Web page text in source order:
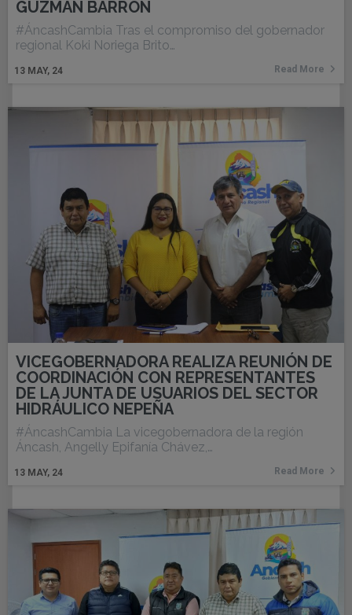
GUZMÁN BARRÓN
13 MAY, 24
#ÁncashCambia Tras el compromiso del gobernador
regional Koki Noriega Brito…
Read More
VICEGOBERNADORA REALIZA REUNIÓN DE
COORDINACIÓN CON REPRESENTANTES
DE LA JUNTA DE USUARIOS DEL SECTOR
HIDRÁULICO NEPEÑA
13 MAY, 24
#ÁncashCambia La vicegobernadora de la región
Áncash, Angelly Epifanía Chávez,…
Read More